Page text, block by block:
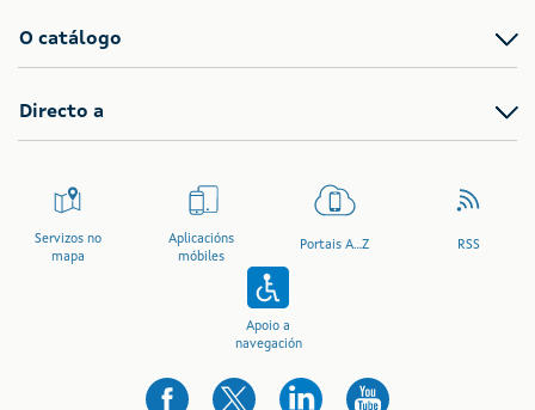
O catálogo
Directo a
Servizos no
mapa
Aplicacións
móbiles
Portais A...Z RSS
Apoio a
navegación